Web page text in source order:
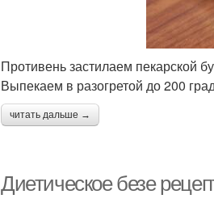
Противень застилаем пекарской
Выпекаем в разогретой до 200
читать дальше →
Диетическое безе